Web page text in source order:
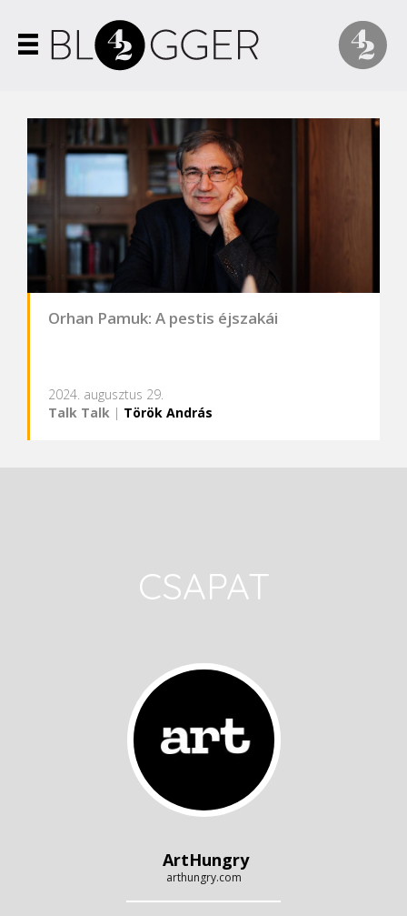
Orhan Pamuk: A pestis éjszakái
2024. augusztus 29.
Talk Talk | Török András
CSAPAT
ArtHungry
arthungry.com